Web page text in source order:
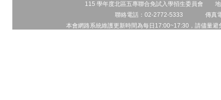
115 學年度北區五專聯合免試入學招生委員會 地
聯絡電話：02-2772-5333 傳真
本會網路系統維護更新時間為每日17:00~17:30，請儘量